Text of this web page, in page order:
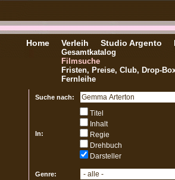
Home Verleih
Gesamtkatalog
Filmsuche
Fristen, Preise, Club, Drop-
Fernleihe
Studio Argento
Suche nach:
In:
Titel
Inhalt
Regie
Drehbuch
Darsteller
Genre: